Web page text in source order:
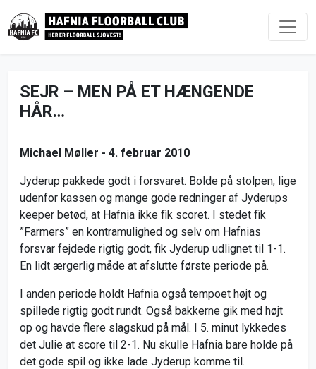
SEJR – MEN PÅ ET HÆNGENDE
HÅR…
Michael Møller - 4. februar 2010
Jyderup pakkede godt i forsvaret. Bolde på stolpen, lige
udenfor kassen og mange gode redninger af Jyderups
keeper betød, at Hafnia ikke fik scoret. I stedet fik
”Farmers” en kontramulighed og selv om Hafnias
forsvar fejdede rigtig godt, fik Jyderup udlignet til 1-1.
En lidt ærgerlig måde at afslutte første periode på.
I anden periode holdt Hafnia også tempoet højt og
spillede rigtig godt rundt. Også bakkerne gik med højt
op og havde flere slagskud på mål. I 5. minut lykkedes
det Julie at score til 2-1. Nu skulle Hafnia bare holde på
det gode spil og ikke lade Jyderup komme til.